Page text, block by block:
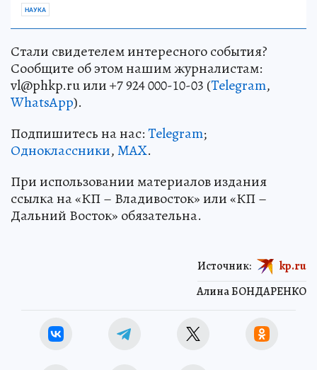
НАУКА
Стали свидетелем интересного события?
Сообщите об этом нашим журналистам:
vl@phkp.ru или +7 924 000-10-03 (Telegram,
WhatsApp).
Подпишитесь на нас:Telegram;
Одноклассники,MAX.
При использовании материалов издания
ссылка на «КП – Владивосток» или «КП –
Дальний Восток» обязательна.
Алина БОНДАРЕНКО
Источник: kp.ru